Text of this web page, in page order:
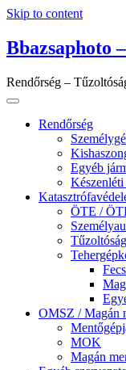
Skip to content
Bbazsaphoto
Rendőrség –
Rendőrség
Egyéb
ÖTE /
OMSZ / Magán
MOK
Magán